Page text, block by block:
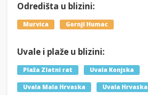
Odredišta u blizini:
Murvica Gornji Humac
Uvale i plaže u blizini:
Plaža Zlatni rat Uvala Konjska
Uvala Mala Hrvaska Uvala Hrvaska